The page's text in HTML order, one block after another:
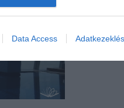
Data Access